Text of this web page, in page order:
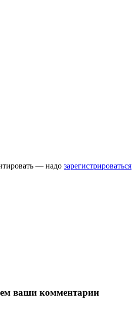
— надо зарегистрироваться
ваши комментарии